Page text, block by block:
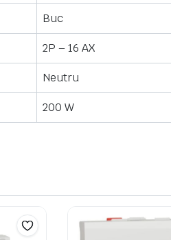
Buc
2P – 16 AX
Neutru
200 W